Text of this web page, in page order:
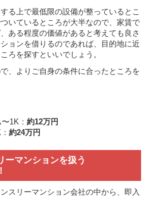
る上で最低限の設備が整っているとこ
いているところが大半なので、家賃で
ある程度の価値があると考えても良さ
ョンを借りるのであれば、目的地に近
ろを探すといいでしょう。
、よりご自身の条件に合ったところを
1K： 約12万円
約24万円
ーマンションを扱う
スリーマンション会社の中から、即入